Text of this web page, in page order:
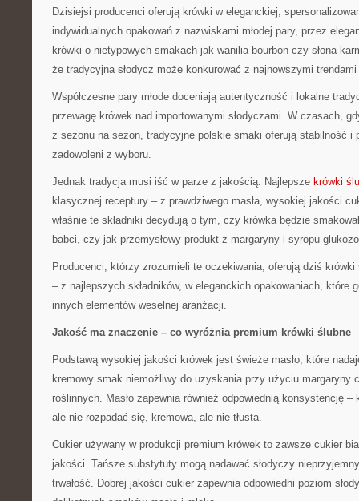
Dzisiejsi producenci oferują krówki w eleganckiej,
indywidualnych opakowań z nazwiskami młodej pary, przez
krówki o nietypowych smakach jak wanilia bourbon czy słona
że tradycyjna słodycz może konkurować z najnowszymi
Współczesne pary młode doceniają autentyczność i lokalne
przewagę krówek nad importowanymi słodyczami. W czasach,
z sezonu na sezon, tradycyjne polskie smaki oferują stabilność i
zadowoleni z wyboru.
Jednak tradycja musi iść w parze z jakością. Najlepsze krówki
klasycznej receptury – z prawdziwego masła, wysokiej jakości
właśnie te składniki decydują o tym, czy krówka będzie
babci, czy jak przemysłowy produkt z margaryny i syropu
Producenci, którzy zrozumieli te oczekiwania, oferują dziś
– z najlepszych składników, w eleganckich opakowaniach, które
innych elementów weselnej aranżacji.
Jakość ma znaczenie – co wyróżnia premium krówki ślubne
Podstawą wysokiej jakości krówek jest świeże masło, które
kremowy smak niemożliwy do uzyskania przy użyciu margaryny
roślinnych. Masło zapewnia również odpowiednią konsystencję
ale nie rozpadać się, kremowa, ale nie tłusta.
Cukier używany w produkcji premium krówek to zawsze cukier
jakości. Tańsze substytuty mogą nadawać słodyczy
trwałość. Dobrej jakości cukier zapewnia odpowiedni poziom